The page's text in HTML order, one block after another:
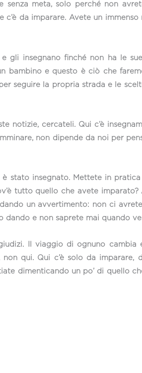
senza meta, solo perché non
da imparare. Avete un immenso
gli insegnano finché non ha le
bambino e questo è ciò che
seguire la propria strada e le
notizie, cercateli. Qui c’è
non dipende da noi per
stato insegnato. Mettete in
tutto quello che avete imparato?
un avvertimento: non ci
dando e non saprete mai quando
Il viaggio di ognuno cambia e
qui. Qui c’è solo da imparare,
dimenticando un po’ di quello